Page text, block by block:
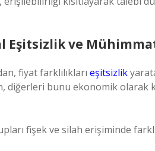
Eşitsizlik ve
fiyat farklılıkları eşitsizlik
diğerleri bunu ekonomik olarak
fişek ve silah erişiminde